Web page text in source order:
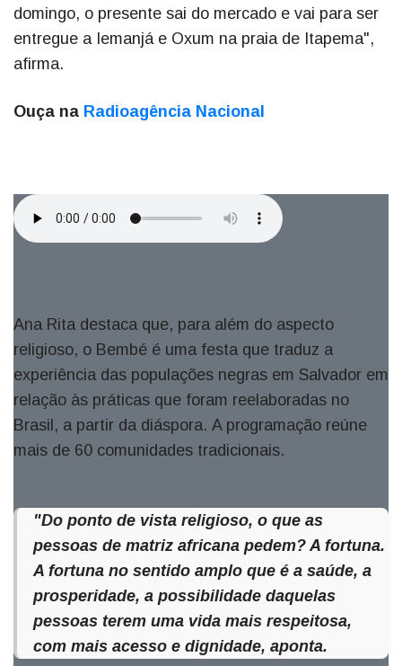
domingo, o presente sai do mercado e vai para ser
entregue a Iemanjá e Oxum na praia de Itapema",
afirma.
Ouça na Radioagência Nacional
Ana Rita destaca que, para além do aspecto
religioso, o Bembé é uma festa que traduz a
experiência das populações negras em Salvador em
relação às práticas que foram reelaboradas no
Brasil, a partir da diáspora. A programação reúne
mais de 60 comunidades tradicionais.
"Do ponto de vista religioso, o que as
pessoas de matriz africana pedem? A fortuna.
A fortuna no sentido amplo que é a saúde, a
prosperidade, a possibilidade daquelas
pessoas terem uma vida mais respeitosa,
com mais acesso e dignidade, aponta.